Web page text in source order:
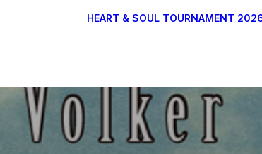
HEART & SOUL TOURNAMENT